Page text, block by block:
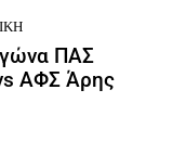
ΠΑΣ
ΑΦΣ Άρης